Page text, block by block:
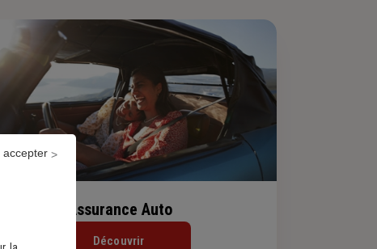
Assurance Auto
Découvrir
accepter